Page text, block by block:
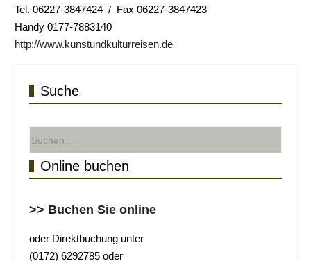
Tel. 06227-3847424 / Fax 06227-3847423
Handy 0177-7883140
http://www.kunstundkulturreisen.de
Suche
Online buchen
>> Buchen Sie online
oder Direktbuchung unter
(0172) 6292785 oder